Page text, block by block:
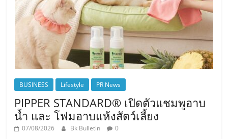
BUSINESS Lifestyle PR News
PIPPER STANDARD® เปิดตัวแชมพูอาบ
น้ำ และ โฟมอาบแห้งสัตว์เลี้ยง
07/08/2026 Bk Bulletin 0